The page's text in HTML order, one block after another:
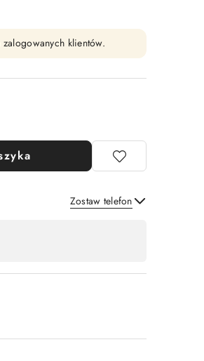
klientów.
Zostaw telefon